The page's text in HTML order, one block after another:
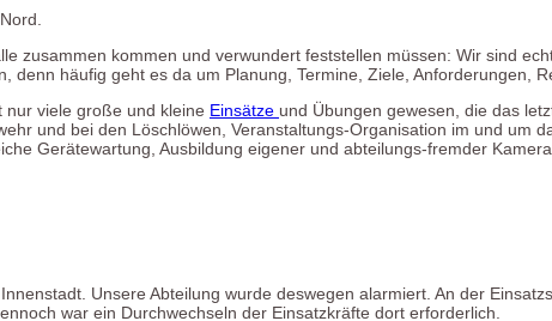
zusammen kommen und verwundert feststellen müssen: Wir sind
häufig geht es da um Planung, Termine, Ziele, Anforderungen,
nur viele große und kleine Einsätze und Übungen gewesen, die das
und bei den Löschlöwen, Veranstaltungs-Organisation im und um
Gerätewartung, Ausbildung eigener und abteilungs-fremder
Unsere Abteilung wurde deswegen alarmiert. An der
war ein Durchwechseln der Einsatzkräfte dort erforderlich.